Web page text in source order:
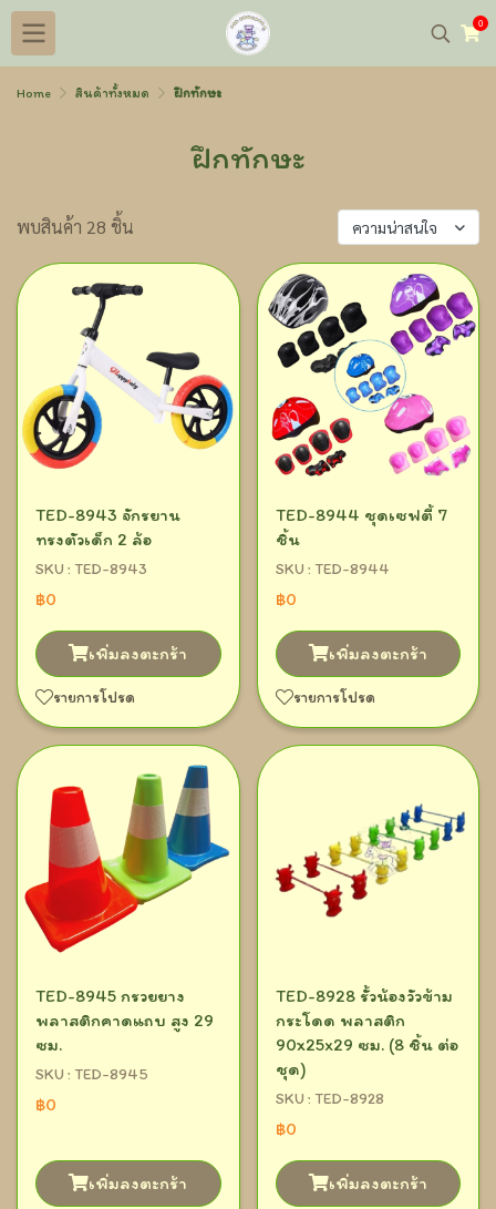
0
Home สินค้าทั้งหมด ฝึกทักษะ
ฝึกทักษะ
พบสินค้า 28 ชิ้น ความน่าสนใจ
TED-8943 จักรยาน
ทรงตัวเด็ก 2 ล้อ
SKU : TED-8943
฿0
เพิ่มลงตะกร้า
รายการโปรด
TED-8944 ชุดเซฟตี้ 7
ชิ้น
SKU : TED-8944
฿0
เพิ่มลงตะกร้า
รายการโปรด
TED-8945 กรวยยาง
พลาสติกคาดแถบ สูง 29
ซม.
SKU : TED-8945
฿0
เพิ่มลงตะกร้า
TED-8928 รั้วน้องวัวข้าม
กระโดด พลาสติก
90x25x29 ซม. (8 ชิ้น ต่อ
ชุด)
SKU : TED-8928
฿0
เพิ่มลงตะกร้า